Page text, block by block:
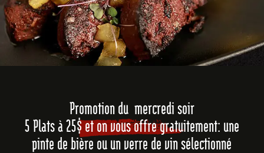
Promotion du mercredi soir
5 Plats à 25$ et on vous offre gratuitement: une
pinte de bière ou un verre de vin sélectionné